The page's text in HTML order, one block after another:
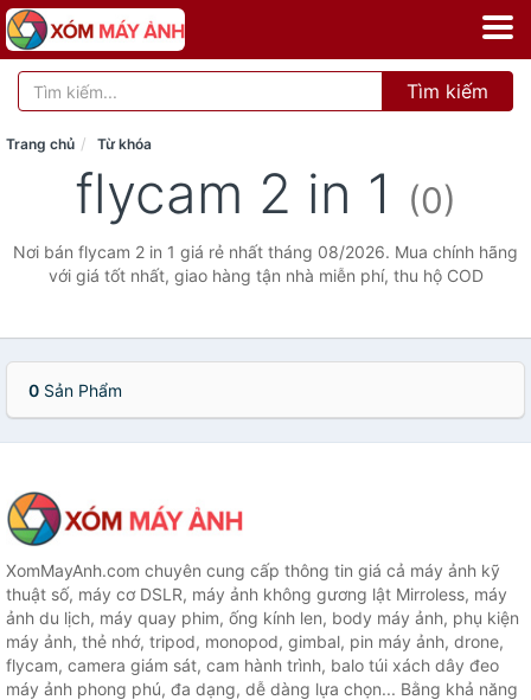
Tìm kiếm
Trang chủ Từ khóa
flycam 2 in 1 (0)
Nơi bán flycam 2 in 1 giá rẻ nhất tháng 08/2026. Mua chính hãng
với giá tốt nhất, giao hàng tận nhà miễn phí, thu hộ COD
0 Sản Phẩm
XomMayAnh.com chuyên cung cấp thông tin giá cả máy ảnh kỹ
thuật số, máy cơ DSLR, máy ảnh không gương lật Mirroless, máy
ảnh du lịch, máy quay phim, ống kính len, body máy ảnh, phụ kiện
máy ảnh, thẻ nhớ, tripod, monopod, gimbal, pin máy ảnh, drone,
flycam, camera giám sát, cam hành trình, balo túi xách dây đeo
máy ảnh phong phú, đa dạng, dễ dàng lựa chọn... Bằng khả năng